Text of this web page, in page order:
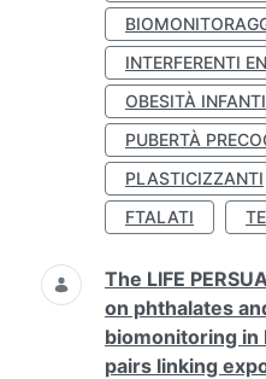
INTERFERENTI
OBESITÀ
PUBERTÀ
PLASTICIZZANTI
FTALATI
The LIFE
on phthalates
biomonitoring in
pairs linking